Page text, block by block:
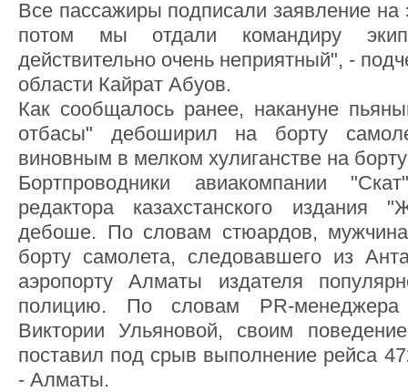
Все пассажиры подписали заявление на
потом мы отдали командиру
действительно очень неприятный", -
области Кайрат Абуов.
Как сообщалось ранее, накануне
отбасы" дебоширил на борту
виновным в мелком хулиганстве на
Бортпроводники авиакомпании
редактора казахстанского издания
дебоше. По словам стюардов, мужчина
борту самолета, следовавшего из
аэропорту Алматы издателя
полицию. По словам PR-менеджера
Виктории Ульяновой, своим
поставил под срыв выполнение рейса
- Алматы.